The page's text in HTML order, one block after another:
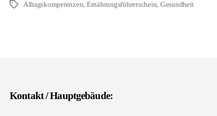
Schlagwörter
Alltagskompetenzen, Ernährungsführerschein, Gesundheit
Kontakt / Hauptgebäude: